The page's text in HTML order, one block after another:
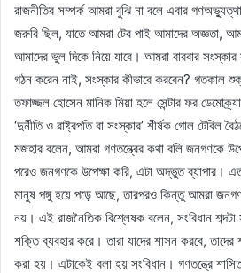
রাজনীতির সম্পর্ক আমরা বুঝি না বলে এবার
জরুরি ছিল, যাতে আমরা টের পাই আমাদের অজ্ঞতা,
আমাদের ভুল দিকে নিয়ে যাবে। আমরা বারবার
গঠন করেন নাই, সংস্কার কীভাবে করবেন? গতকাল
তফাজ্জল হোসেন মানিক মিয়া হলে সেন্টার ফর
‘দুর্নীতি ও রাষ্ট্রপতি বা সংস্কার’ শীর্ষক গোল টেবিল
মজহার বলেন, আমরা গণতন্ত্রের কথা বলি জনগণকে
পরেও জনগণকে উপেক্ষা করি, এটা অদ্ভুত ব্যাপার।
মানুষ পঙ্গু হয়ে পড়ে আছে, তারপরও কিন্তু আমরা
নয়। এই রাজনৈতিক বিশ্লেষক বলেন, সংবিধান
শক্তি ব্যবহার করে। তারা যাদের শাসন করবে,
করা হয়। এটাকেই বলা হয় সংবিধান। গণতন্ত্রে